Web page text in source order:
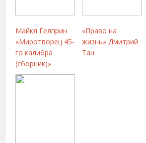
Майкл Гелприн
«Миротворец 45-
го калибра
(сборник)»
«Право на
жизнь» Дмитрий
Тан